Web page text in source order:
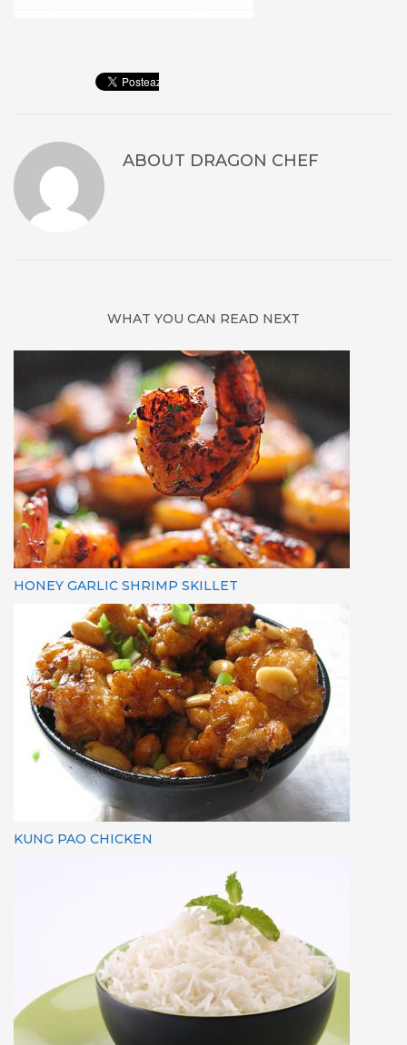
ABOUT DRAGON CHEF
WHAT YOU CAN READ NEXT
HONEY GARLIC SHRIMP SKILLET
KUNG PAO CHICKEN